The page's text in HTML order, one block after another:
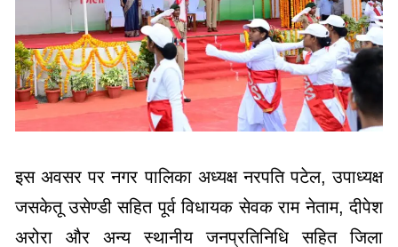
इस अवसर पर नगर पालिका अध्यक्ष नरपति पटेल, उपाध्यक्ष
अरोरा और अन्य स्थानीय जनप्रतिनिधि सहित जिला
पंचायत के मुख्य कार्यपालन अधिकारी अविनाश भोई,
केन्द्रीय अर्द्धसैनिक बल के अधिकारी तथा जिला प्रशासन